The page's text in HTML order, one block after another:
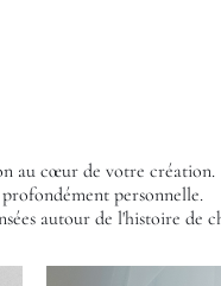
au cœur de votre création.
personnelle.
autour de l'histoire de